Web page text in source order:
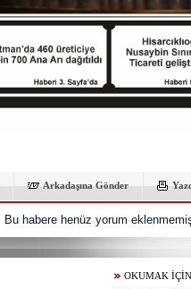
Arkadaşına Gönder
Bu habere henüz yorum
OKUMAK